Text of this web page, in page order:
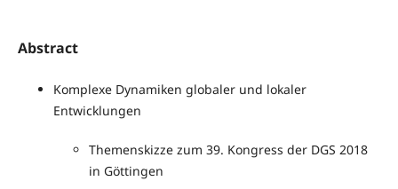
Abstract
Komplexe Dynamiken globaler und lokaler
Entwicklungen
Themenskizze zum 39. Kongress der DGS 2018
in Göttingen